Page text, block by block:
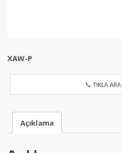
XAW-P
TIKLA ARA
Açıklama